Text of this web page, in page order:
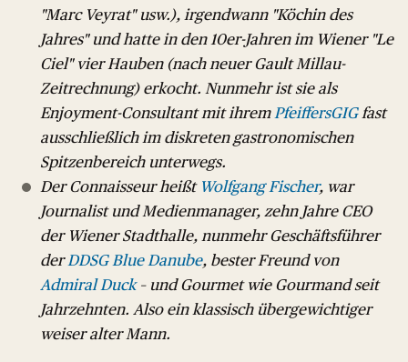
"Marc Veyrat" usw.), irgendwann "Köchin des
Jahres" und hatte in den 10er-Jahren im Wiener "Le
Ciel" vier Hauben (nach neuer Gault Millau-
Zeitrechnung) erkocht. Nunmehr ist sie als
Enjoyment-Consultant mit ihrem PfeiffersGIGfast
ausschließlich im diskreten gastronomischen
Spitzenbereich unterwegs.
Der Connaisseur heißt Wolfgang Fischer, war
Journalist und Medienmanager, zehn Jahre CEO
der Wiener Stadthalle, nunmehr Geschäftsführer
der DDSG Blue Danube, bester Freund von
Admiral Duck– und Gourmet wie Gourmand seit
Jahrzehnten. Also ein klassisch übergewichtiger
weiser alter Mann.